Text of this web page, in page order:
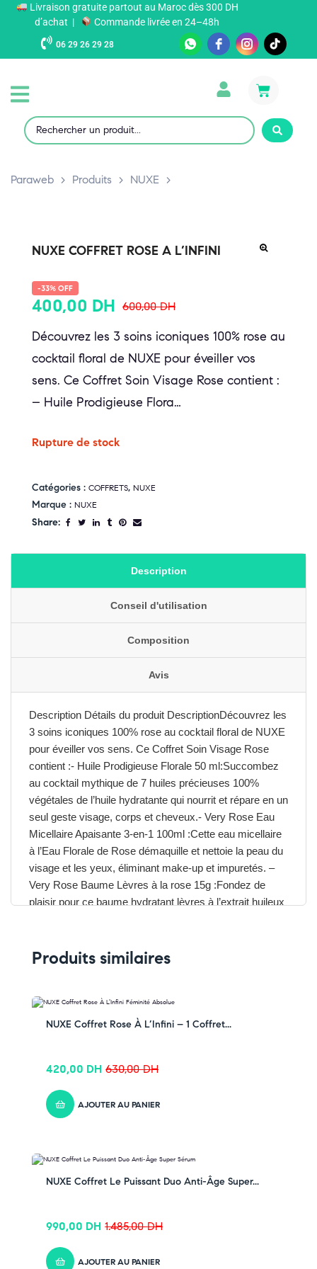
Livraison gratuite partout au Maroc dès 300 DH
d’achat |
Commande livrée en 24–48h
06 29 26 29 28
Paraweb > Produits > NUXE >
NUXE COFFRET ROSE A L’INFINI
-33% OFF
600,00DH
400,00 DH
Découvrez les 3 soins iconiques 100% rose au
cocktail floral de NUXE pour éveiller vos
sens. Ce Coffret Soin Visage Rose contient :
– Huile Prodigieuse Flora…
Rupture de stock
Catégories : COFFRETS, NUXE
Marque : NUXE
Share:
Description
Conseil d'utilisation
Composition
Avis
Description Détails du produit DescriptionDécouvrez les
3 soins iconiques 100% rose au cocktail floral de NUXE
pour éveiller vos sens. Ce Coffret Soin Visage Rose
contient :- Huile Prodigieuse Florale 50 ml:Succombez
au cocktail mythique de 7 huiles précieuses 100%
végétales de l’huile hydratante qui nourrit et répare en un
seul geste visage, corps et cheveux.- Very Rose Eau
Micellaire Apaisante 3-en-1 100ml :Cette eau micellaire
à l’Eau Florale de Rose démaquille et nettoie la peau du
visage et les yeux, éliminant make-up et impuretés. –
Very Rose Baume Lèvres à la rose 15g :Fondez de
plaisir pour ce baume hydratant lèvres à l’extrait huileux
Produits similaires
NUXE Coffret Rose À L’Infini – 1 Coffret...
630,00DH
420,00 DH
AJOUTER AU PANIER
NUXE Coffret Le Puissant Duo Anti-Âge Super...
1.485,00DH
990,00 DH
AJOUTER AU PANIER